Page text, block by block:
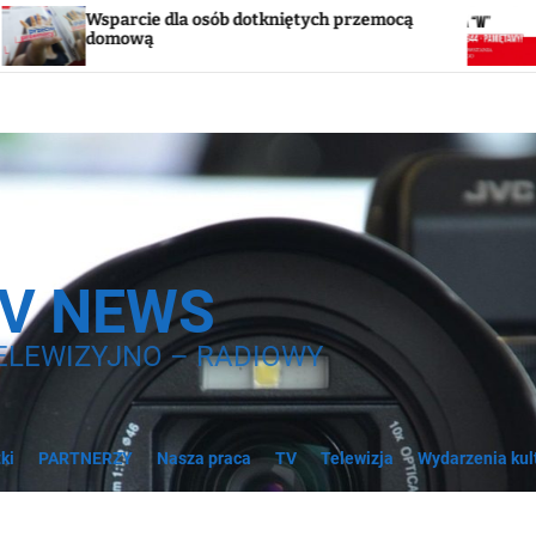
dla osób dotkniętych przemocą
Godzina „W”. W
NEWS
– RADIOWY
PARTNERZY Nasza praca TV Telewizja Wydarzenia